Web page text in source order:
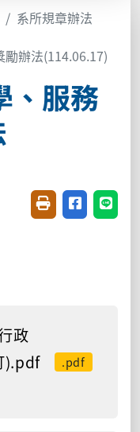
系所規章辦法
辦法(114.06.17)
、服務
友善列印(開新視
分享至臉書
分享
政
).pdf
.pdf